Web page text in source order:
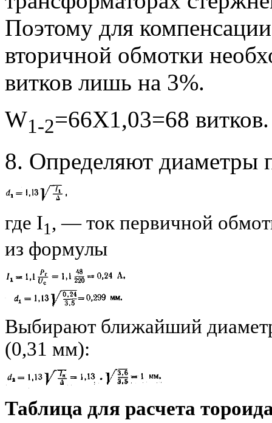
Поэтому для
вторичной обмотки
витков лишь на 3%.
W1-2=66X1,03=68 витков.
8. Определяют диаметры
где I1 , — ток первичной
из формулы
Выбирают ближайший
(0,31 мм):
Таблица для расчета